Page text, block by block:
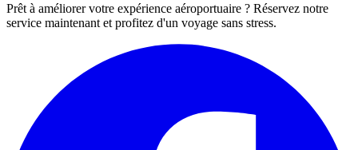
Prêt à améliorer votre expérience aéroportuaire ? Réservez notre
service maintenant et profitez d'un voyage sans stress.